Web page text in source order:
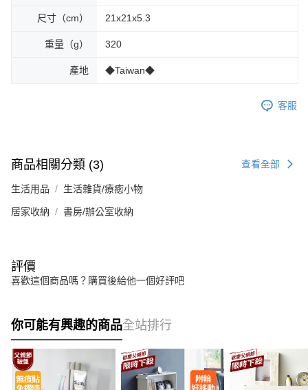
尺寸（cm） 21x21x5.3
重量（g） 320
產地 ◆Taiwan◆
客服
商品相關分類 (3) 查看全部
生活用品 生活雜貨/療癒小物
居家收納 書房/辦公室收納
評價
喜歡這個商品嗎？購買後給他一個好評吧
你可能有興趣的商品全站排行